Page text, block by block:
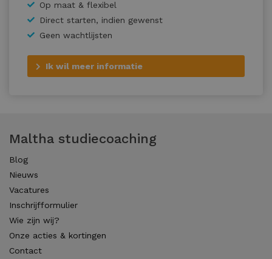
Op maat & flexibel
Direct starten, indien gewenst
Geen wachtlijsten
Ik wil meer informatie
Maltha studiecoaching
Blog
Nieuws
Vacatures
Inschrijfformulier
Wie zijn wij?
Onze acties & kortingen
Contact